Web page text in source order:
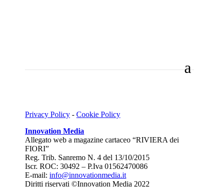
Privacy Policy -Cookie Policy
Innovation Media
Allegato web a magazine cartaceo “RIVIERA dei
FIORI”
Reg. Trib. SanremoN. 4 del 13/10/2015
Iscr. ROC: 30492 –P.Iva 01562470086
E-mail:info@innovationmedia.it
Diritti riservati ©Innovation Media 2022